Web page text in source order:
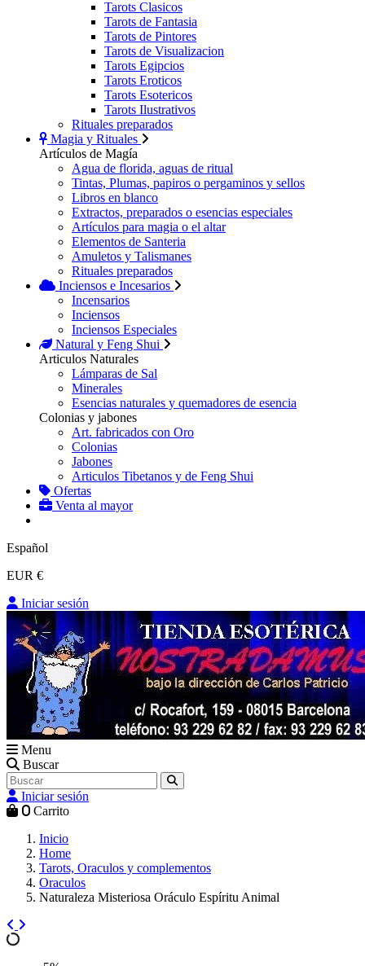
Tarots Clasicos
Tarots de Fantasia
Tarots de Pintores
Tarots de Visualizacion
Tarots Egipcios
Tarots Eroticos
Tarots Esotericos
Tarots Ilustrativos
Rituales preparados
Magia y Rituales
Artículos de Magía
Agua de florida, aguas de ritual
Tintas, Plumas, papiros o pergaminos y sellos
Libros en blanco
Extractos, preparados o esencias especiales
Artículos para magia o el altar
Elementos de Santeria
Amuletos y Talismanes
Rituales preparados
Inciensos e Incesarios
Incensarios
Inciensos
Inciensos Especiales
Natural y Feng Shui
Articulos Naturales
Lámparas de Sal
Minerales
Esencias naturales y quemadores de esencia
Colonias y jabones
Art. fabricados con Oro
Colonias
Jabones
Articulos Tibetanos y de Feng Shui
Ofertas
Venta al mayor
Español
EUR €
Iniciar sesión
Menu
Buscar
Iniciar sesión
0 Carrito
Inicio
Home
Tarots, Oraculos y complementos
Oraculos
Naturaleza Misteriosa Oráculo Espíritu Animal